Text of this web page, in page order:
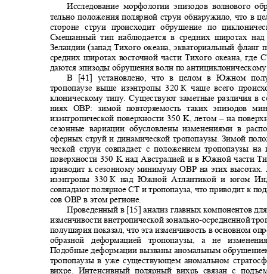
Исследование морфологии эпизодов волнового
тельно положения полярной струи обнаружило, что в
стороне струи происходит обрушение по
Смешанный тип наблюдается в средних широтах
Зеландии (запад Тихого океана, экваториальный
средних широтах восточной части Тихого океана, где
даются эпизоды обрушения волн по
В [41] установлено, что в целом в Южном
тропопаузе выше изэнтропы 320 К чаще всего
клоническому типу. Существуют заметные различия в
ниях ОВР: зимой повторяемость таких эпизодов
изэнтропической поверхности 350 K, летом–на
сезонные вариации обусловлены изменениями в
сферных струй и динамической тропопаузы. Зимой
ческой струи совпадает с положением тропопаузы
поверхности 350 K над Австралией и в Южной части
приводит к сезонному минимуму ОВР на этих
изэнтропы 330 К над Южной Атлантикой и югом
совпадают полярное СТ и тропопауза, что приводит к
сов ОВР в этом регионе.
Проведенный в [15] анализ главных компонентов
изменчивости внетропической зонально-осредненной
полушария показал, что эта изменчивость в основном
образной деформацией тропопаузы, а не
Подобные деформации вызваны аномальным
тропопаузы в уже существующем аномальном
вихре. Интенсивный полярный вихрь связан с